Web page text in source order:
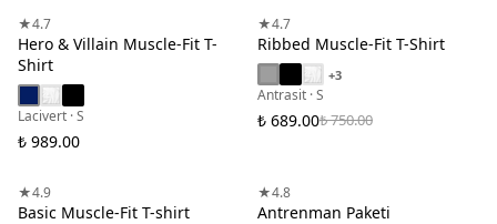
★4.7
Hero & Villain Muscle-Fit T-
Shirt
Lacivert · S
₺ 989.00
EN ÇOK TERCIH EDILEN
★4.7
Ribbed Muscle-Fit T-Shirt
+3
Antrasit · S
₺ 689.00₺ 750.00
3 AL 2 ÖDE
★4.9
Basic Muscle-Fit T-shirt
★4.8
Antrenman Paketi